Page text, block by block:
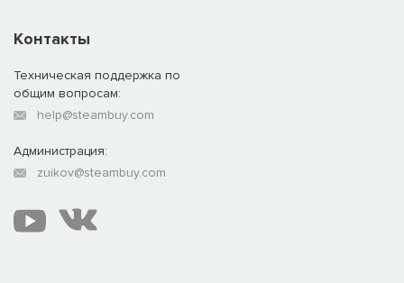
Контакты
Техническая поддержка по
общим вопросам:
help@steambuy.com
Администрация:
zuikov@steambuy.com